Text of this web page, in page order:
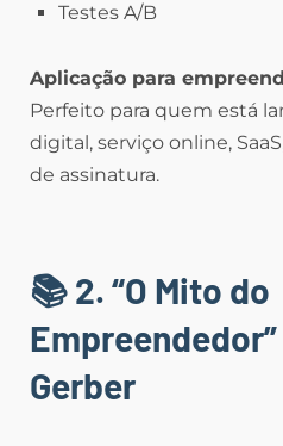
Testes A/B
Aplicação para
Perfeito para quem está
digital, serviço online,
de assinatura.
📚 2. “O Mito do
Empreendedor”
Gerber